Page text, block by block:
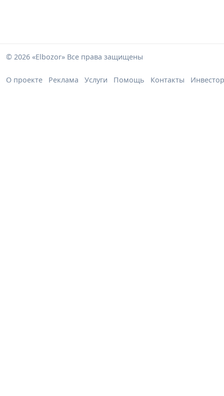
© 2026 «Elbozor» Все права защищены
О проекте Реклама Услуги Помощь Контакты